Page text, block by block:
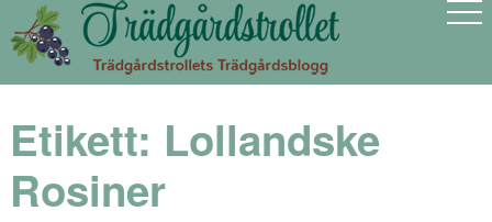
Etikett: Lollandske
Rosiner